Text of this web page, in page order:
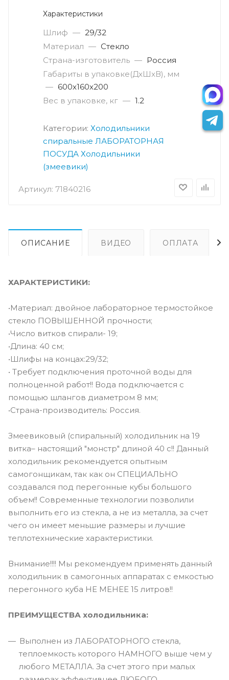
Артикул: 71840216
Характеристики
Шлиф — 29/32
Материал — Стекло
Страна-изготовитель — Россия
Габариты в упаковке(ДxШxВ), мм
— 600х160х200
Вес в упаковке, кг — 1.2
Категории: Холодильники
спиральные ЛАБОРАТОРНАЯ
ПОСУДА Холодильники
(змеевики)
ОПИСАНИЕ ВИДЕО ОПЛАТА
ХАРАКТЕРИСТИКИ:
•Материал: двойное лабораторное термостойкое
стекло ПОВЫШЕННОЙ прочности;
•Число витков спирали- 19;
•Длина: 40 см;
•Шлифы на концах:29/32;
• Требует подключения проточной воды для
полноценной работ!! Вода подключается с
помощью шлангов диаметром 8 мм;
•Страна-производитель: Россия.
Змеевиковый (спиральный) холодильник на 19
витка– настоящий "монстр" длиной 40 с!! Данный
холодильник рекомендуется опытным
самогонщикам, так как он СПЕЦИАЛЬНО
создавался под перегонные кубы большого
объем!! Современные технологии позволили
выполнить его из стекла, а не из металла, за счет
чего он имеет меньшие размеры и лучшие
теплотехнические характеристики.
Внимание!!!! Мы рекомендуем применять данный
холодильник в самогонных аппаратах с емкостью
перегонного куба НЕ МЕНЕЕ 15 литров!!
ПРЕИМУЩЕСТВА холодильника:
Выполнен из ЛАБОРАТОРНОГО стекла,
теплоемкость которого НАМНОГО выше чем у
любого МЕТАЛЛА. За счет этого при малых